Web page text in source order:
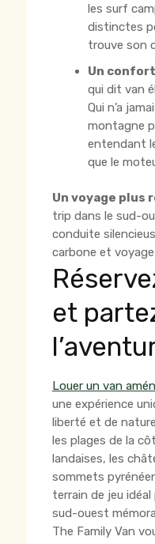
les surf
distinctes
trouve son
Un
qui dit van
Qui n’a
montagne
entendant
que le
Un voyage plus
trip dans le sud-
conduite
carbone et
et
Louer un van
une expérience
liberté et de
les plages de la
landaises, les
sommets
terrain de jeu
sud-ouest
The Family Van